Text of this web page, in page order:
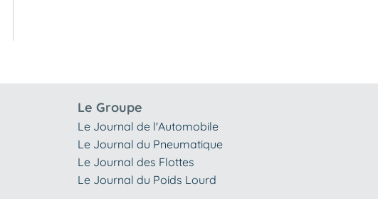
Le Groupe
Le Journal de l'Automobile
Le Journal du Pneumatique
Le Journal des Flottes
Le Journal du Poids Lourd